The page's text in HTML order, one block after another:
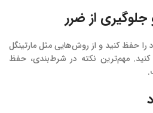
حفظ کنید و از روش‌هایی مثل مارتینگل
کنید. مهم‌ترین نکته در شرط‌بندی، حفظ